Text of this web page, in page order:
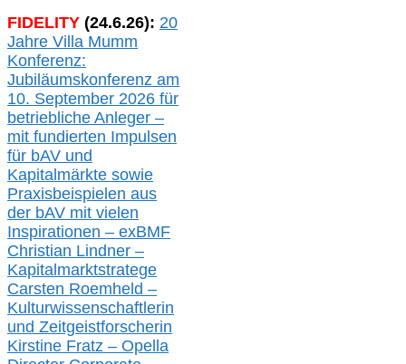
FIDELITY (24.6.26): 20
Jahre Villa Mumm
Konferenz:
Jubiläumskonferenz am
10. September 2026 für
betriebliche Anleger –
mit fundierten Impulsen
für bAV und
Kapitalmärkte sowie
Praxisbeispielen aus
der bAV mit vielen
Inspirationen – exBMF
Christian Lindner –
Kapitalmarktstratege
Carsten Roemheld –
Kulturwissenschaftlerin
und Zeitgeistforscherin
Kirstine Fratz – Opella